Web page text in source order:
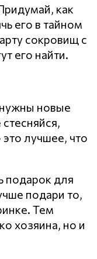
как
его в тайном
сокровищ с
его найти.
новые
лучшее, что
подарок для
подари то,
Тем
хозяина, но и